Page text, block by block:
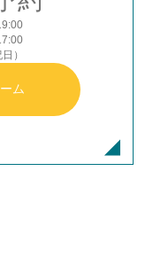
）
ム